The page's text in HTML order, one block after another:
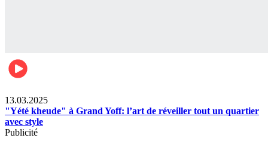
13.03.2025
"Yété kheude" à Grand Yoff: l’art de réveiller tout un quartier
avec style
Publicité